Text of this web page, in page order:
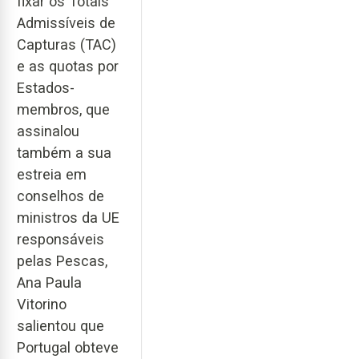
Admissíveis de
Capturas (TAC)
e as quotas por
Estados-
membros, que
assinalou
também a sua
estreia em
conselhos de
ministros da UE
responsáveis
pelas Pescas,
Ana Paula
Vitorino
salientou que
Portugal obteve